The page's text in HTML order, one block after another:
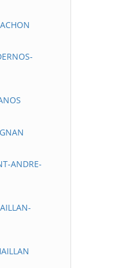
ANDRE-